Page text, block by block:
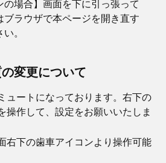
の場合】画面を下に引っ張って
ブラウザで本ページを開き直す
。
変更について
ュートになっております。右下の
操作して、設定をお願いいたしま
右下の歯車アイコンより操作可能